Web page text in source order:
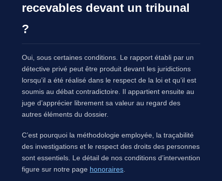
recevables devant un tribunal
?
Oui, sous certaines conditions. Le rapport établi par un
détective privé peut être produit devant les juridictions
lorsqu’il a été réalisé dans le respect de la loi et qu’il est
soumis au débat contradictoire. Il appartient ensuite au
juge d’apprécier librement sa valeur au regard des
autres éléments du dossier.
C’est pourquoi la méthodologie employée, la traçabilité
des investigations et le respect des droits des personnes
sont essentiels. Le détail de nos conditions d’intervention
figure sur notre page honoraires